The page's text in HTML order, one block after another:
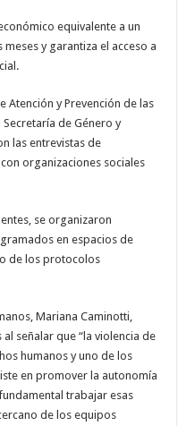
equivalente a un
y garantiza el acceso a
Atención y Prevención de las
de Género y
las entrevistas de
organizaciones sociales
se organizaron
en espacios de
de los protocolos
Mariana Caminotti,
señalar que “la violencia de
humanos y uno de los
en promover la autonomía
trabajar esas
de los equipos